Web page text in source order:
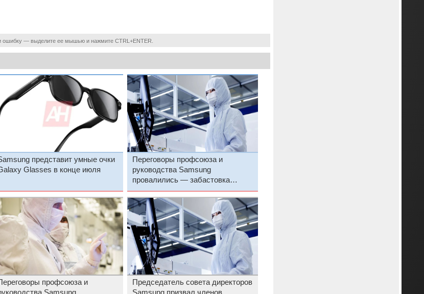
ошибку — выделите ее мышью и нажмите CTRL+ENTER.
представит умные очки
Glasses в конце июля
Переговоры профсоюза и
руководства Samsung
провалились — забастовка
намечена на 21 мая
профсоюза и
Председатель совета директоров